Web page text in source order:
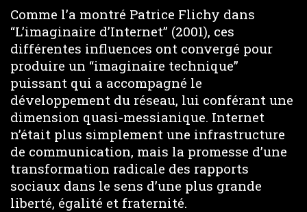
Comme l’a montré Patrice Flichy dans
“L’imaginaire d’Internet” (2001), ces
différentes influences ont convergé pour
produire un “imaginaire technique”
puissant qui a accompagné le
développement du réseau, lui conférant une
dimension quasi-messianique. Internet
n’était plus simplement une infrastructure
de communication, mais la promesse d’une
transformation radicale des rapports
sociaux dans le sens d’une plus grande
liberté, égalité et fraternité.